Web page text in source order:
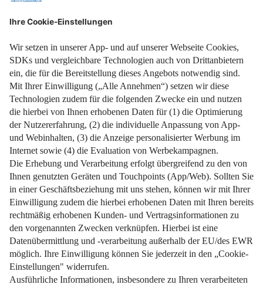
15. Mai 2025
Impressum Datenschutz Nutzungsbedingungen
Pflichtinformationen